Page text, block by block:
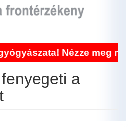
Nézze meg miért!
a